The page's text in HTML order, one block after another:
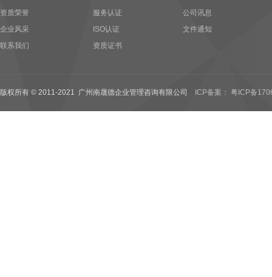
资质荣誉
企业风采
联系我们
服务认证
ISO认证
资质证书
公司讯息
文件通知
版权所有 © 2011-2021 广州南晟德企业管理咨询有限公司 ICP备案： 粤ICP备